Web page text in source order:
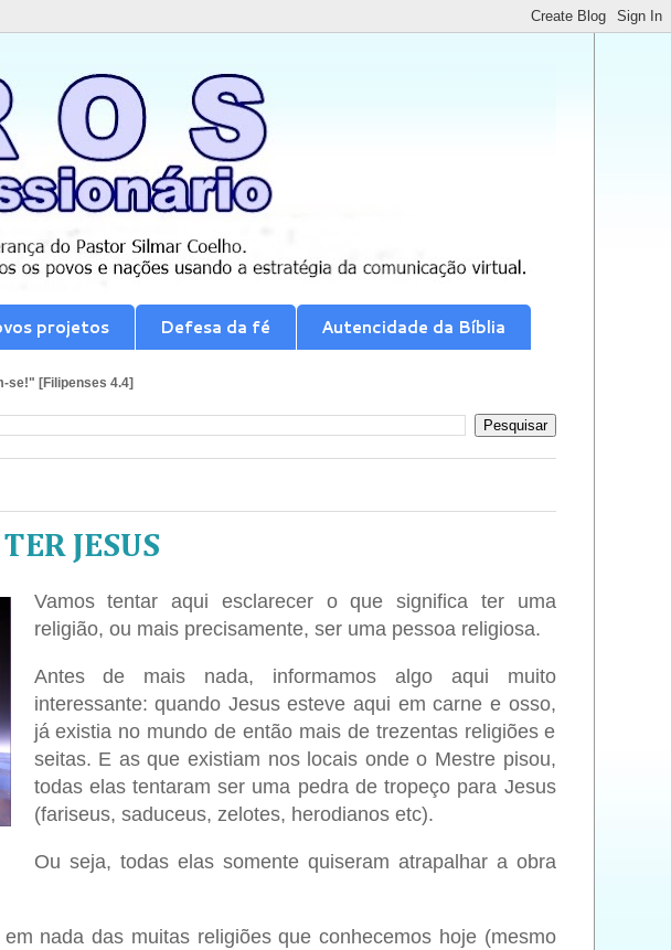
projetos Defesa da fé Autencidade da Bíblia
se!" [Filipenses 4.4]
JESUS
Vamos tentar aqui esclarecer o que significa ter uma
religião, ou mais precisamente, ser uma pessoa religiosa.
Antes de mais nada, informamos algo aqui muito
interessante: quando Jesus esteve aqui em carne e osso,
já existia no mundo de então mais de trezentas religiões e
seitas. E as que existiam nos locais onde o Mestre pisou,
todas elas tentaram ser uma pedra de tropeço para Jesus
(fariseus, saduceus, zelotes, herodianos etc).
Ou seja, todas elas somente quiseram atrapalhar a obra
nada das muitas religiões que conhecemos hoje (mesmo